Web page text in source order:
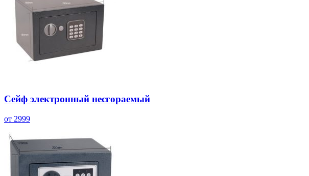
Сейф электронный несгораемый
от 2999